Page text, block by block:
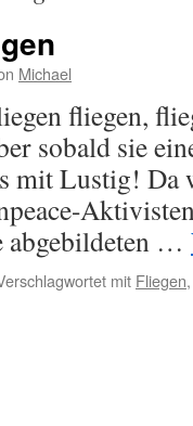
Michael
fliegen,
sobald sie
mit Lustig! Da
abgebildeten …
mit Fliegen